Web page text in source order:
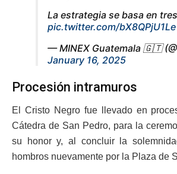
La estrategia se basa en
pic.twitter.com/bX8QPjU1Le
— MINEX Guatemala 🇬🇹
January 16, 2025
Procesión intramuros
El Cristo Negro fue llevado en
Cátedra de San Pedro, para la
su honor y, al concluir la
hombros nuevamente por la Plaza de